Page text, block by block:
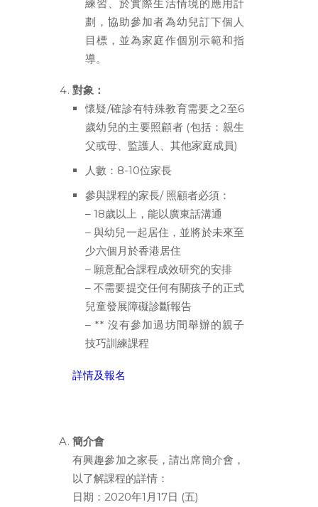
練習、於實際生活情境的應用計
劃，協助參加者為幼兒訂下個人
目標，並為家庭作個別示範和指
導。
對象：
懷疑/確診有特殊教育需要之2至6
歲幼兒的主要照顧者 (包括：親生
父或母、監護人、其他家庭成員)
人數：8-10位家長
參與課程的家長/ 照顧者必須：
– 18歲以上，能以廣東話溝通
– 與幼兒一起居住，並將於未來至
少六個月於香港居住
– 願意配合課程成效研究的安排
– 不需要提交任何有關孩子的正式
兒童發展障礙診斷報告
– ** 沒有參加過坊間舉辦的親子
技巧訓練課程
詳情及報名
簡介會
有興趣參加之家長，請出席簡介會，
以了解課程的詳情：
日期：2020年1月17日 (五)